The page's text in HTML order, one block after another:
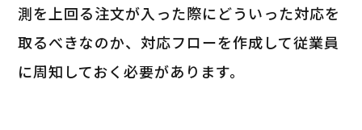
測を上回る注文が入った際にどういった対応を
取るべきなのか、対応フローを作成して従業員
に周知しておく必要があります。